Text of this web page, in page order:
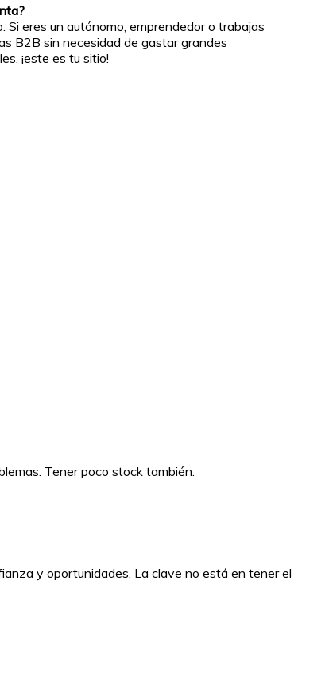
eres un autónomo, emprendedor o trabajas
B2B sin necesidad de gastar grandes
¡este es tu sitio!
Tener poco stock también.
y oportunidades. La clave no está en tener el